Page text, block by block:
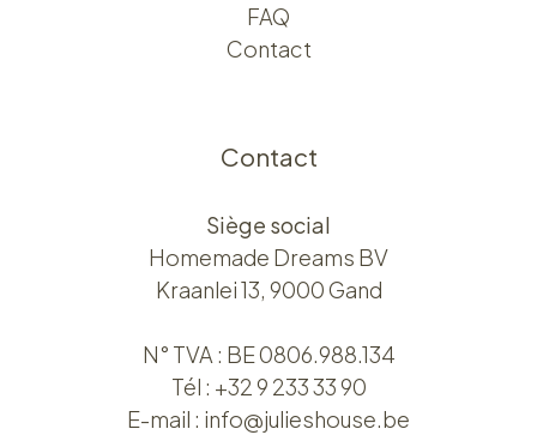
FAQ
Contact
Contact
Siège social
Homemade Dreams BV
Kraanlei 13, 9000 Gand
N° TVA : BE 0806.988.134
Tél : +32 9 233 33 90
E-mail : info@julieshouse.be